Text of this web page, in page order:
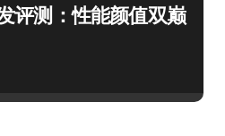
评测：性能颜值双巅